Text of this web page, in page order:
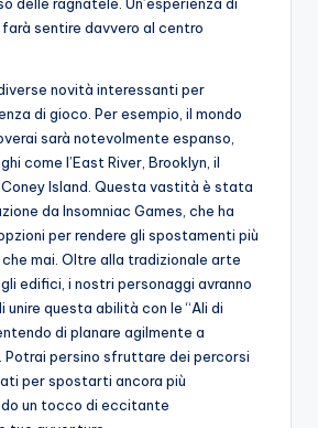
sentire davvero al centro
novità interessanti per
di gioco. Per esempio, il mondo
sarà notevolmente espanso,
come l’East River, Brooklyn, il
Island. Questa vastità è stata
da Insomniac Games, che ha
per rendere gli spostamenti più
mai. Oltre alla tradizionale arte
edifici, i nostri personaggi avranno
unire questa abilità con le “Ali di
di planare agilmente a
persino sfruttare dei percorsi
per spostarti ancora più
un tocco di eccitante